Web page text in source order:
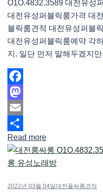
O1O.4832.3589 대전유성
대전유성퍼블릭룸가격 대
블릭룸견적 대전유성퍼블
대전유성퍼블릭룸예약 각
지. 일단 먼저 말해두겠지
Facebook
Mastodon
Email
Share
Read more
2022년 03월 04일 대전풀싸롱견적